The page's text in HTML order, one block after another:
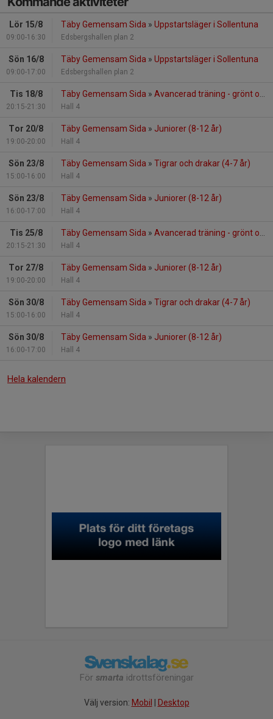
Lör 15/8
09:00-16:30
Täby Gemensam Sida » Uppstartsläger i Sollentuna
Edsbergshallen plan 2
Sön 16/8
09:00-17:00
Täby Gemensam Sida » Uppstartsläger i Sollentuna
Edsbergshallen plan 2
Tis 18/8
20:15-21:30
Täby Gemensam Sida » Avancerad träning - grönt och uppåt
Hall 4
Tor 20/8
19:00-20:00
Täby Gemensam Sida » Juniorer (8-12 år)
Hall 4
Sön 23/8
15:00-16:00
Täby Gemensam Sida » Tigrar och drakar (4-7 år)
Hall 4
Sön 23/8
16:00-17:00
Täby Gemensam Sida » Juniorer (8-12 år)
Hall 4
Tis 25/8
20:15-21:30
Täby Gemensam Sida » Avancerad träning - grönt och uppåt
Hall 4
Tor 27/8
19:00-20:00
Täby Gemensam Sida » Juniorer (8-12 år)
Hall 4
Sön 30/8
15:00-16:00
Täby Gemensam Sida » Tigrar och drakar (4-7 år)
Hall 4
Sön 30/8
16:00-17:00
Täby Gemensam Sida » Juniorer (8-12 år)
Hall 4
Hela kalendern
För smarta idrottsföreningar
Välj version: Mobil Desktop